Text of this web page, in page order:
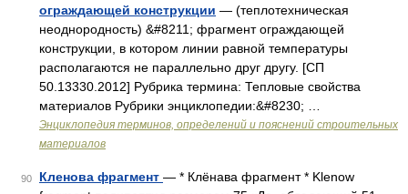
ограждающей конструкции — (теплотехническая
неоднородность) &#8211; фрагмент ограждающей
конструкции, в котором линии равной температуры
располагаются не параллельно друг другу. [СП
50.13330.2012] Рубрика термина: Тепловые свойства
материалов Рубрики энциклопедии:&#8230; …
Энциклопедия терминов, определений и пояснений строительных
материалов
90 Кленова фрагмент — * Клёнава фрагмент * Klenow